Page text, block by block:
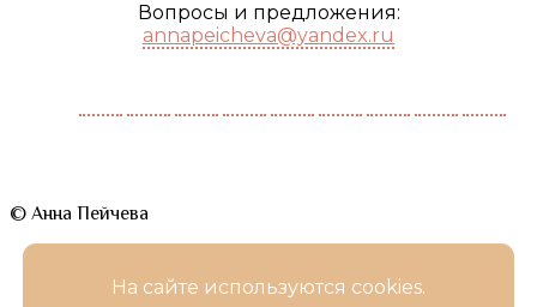
Вопросы и предложения:
annapeicheva@yandex.ru
© Анна Пейчева
На сайте используются cookies.